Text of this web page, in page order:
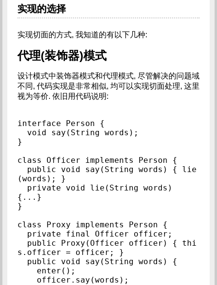
实现的选择
实现切面的方式, 我知道的有以下几种:
代理(装饰器)模式
设计模式中装饰器模式和代理模式, 尽管解决的问题域
不同, 代码实现是非常相似, 均可以实现切面处理, 这里
视为等价. 依旧用代码说明:
interface Person {
}
class Officer implements Person {
(words); }
{...}
}
class Proxy implements Person {
s.officer = officer; }